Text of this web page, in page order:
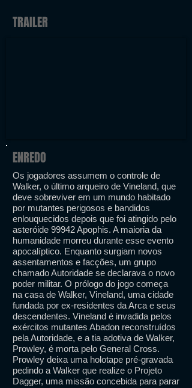
TRAILER
ENREDO
Os jogadores assumem o controle de
Walker, o último arqueiro de Vineland, que
deve sobreviver em um mundo habitado
por mutantes perigosos e bandidos
enlouquecidos depois que foi atingido pelo
asteróide 99942 Apophis. A maioria da
humanidade morreu durante esse evento
apocalíptico. Enquanto surgiam novos
assentamentos e facções, um grupo
chamado Autoridade se declarava o novo
poder militar. O prólogo do jogo começa
na casa de Walker, Vineland, uma cidade
fundada por ex-residentes da Arca e seus
descendentes. Vineland é invadida pelos
exércitos mutantes Abadon reconstruídos
pela Autoridade, e a tia adotiva de Walker,
Prowley, é morta pelo General Cross.
Prowley deixa uma holotape pré-gravada
pedindo a Walker que realize o Projeto
Dagger, uma missão concebida para parar